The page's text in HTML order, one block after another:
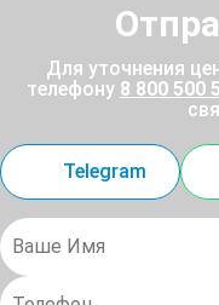
Для уточнения
телефону 8 800 500
Telegram